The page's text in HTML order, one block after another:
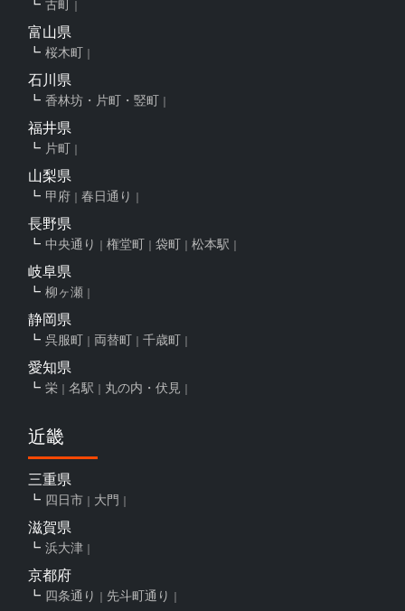
古町
富山県
桜木町
石川県
香林坊・片町・竪町
福井県
片町
山梨県
甲府 春日通り
長野県
中央通り 権堂町 袋町 松本駅
岐阜県
柳ヶ瀬
静岡県
呉服町 両替町 千歳町
愛知県
栄 名駅 丸の内・伏見
近畿
三重県
四日市 大門
滋賀県
浜大津
京都府
四条通り 先斗町通り